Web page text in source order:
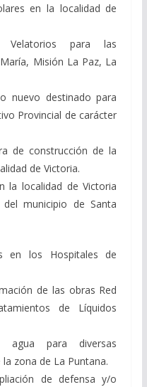
en la localidad de
Velatorios para las
Misión La Paz, La
nuevo destinado para
Provincial de carácter
de construcción de la
de Victoria.
la localidad de Victoria
municipio de Santa
en los Hospitales de
de las obras Red
de Líquidos
agua para diversas
zona de La Puntana.
de defensa y/o